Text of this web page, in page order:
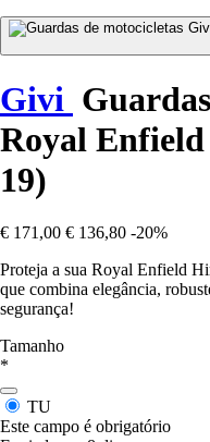
Givi
Royal
19)
€ 171,00 € 136,80 -20%
Proteja a sua Royal Enfield
que combina elegância,
segurança!
Tamanho
*
TU
Este campo é obrigatório